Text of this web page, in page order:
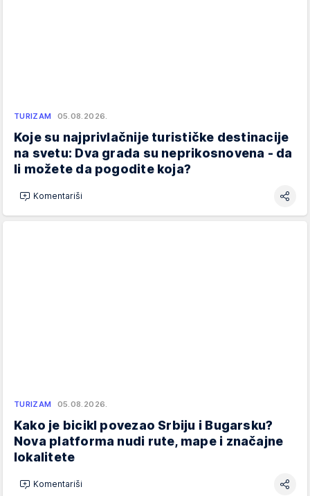
TURIZAM 05.08.2026.
Koje su najprivlačnije turističke destinacije
na svetu: Dva grada su neprikosnovena - da
li možete da pogodite koja?
Komentariši
TURIZAM 05.08.2026.
Kako je bicikl povezao Srbiju i Bugarsku?
Nova platforma nudi rute, mape i značajne
lokalitete
Komentariši